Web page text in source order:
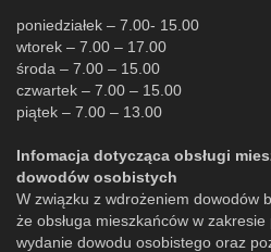
poniedziałek – 7.00- 15.00
wtorek – 7.00 – 17.00
środa – 7.00 – 15.00
czwartek – 7.00 – 15.00
piątek – 7.00 – 13.00
Infomacja dotycząca obsługi
dowodów osobistych
W związku z wdrożeniem dowodów
że obsługa mieszkańców w
wydanie dowodu osobistego oraz